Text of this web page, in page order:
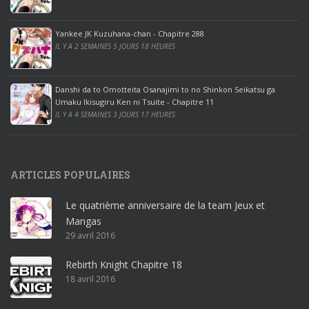
o
ff
i
c
e
2
0
1
r
o
ff
i
c
e
3
Yankee JK Kuzuhana-chan - Chapitre 288
IL Y A 2 SEMAINES 5 JOURS 18 HEURES
Danshi da to Omotteita Osanajimi to no Shinkon Seikatsu ga
Umaku Ikisugiru Ken ni Tsuite - Chapitre 11
IL Y A 4 SEMAINES 3 JOURS 17 HEURES
ARTICLES POPULAIRES
Le quatrième anniversaire de la team Jeux et
Mangas
29 avril 2016
Rebirth Knight Chapitre 18
18 avril 2016